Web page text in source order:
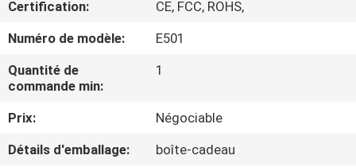
VISITE
D'USINE
CONTRÔLE
DE
QUALITÉ
Certification:
CE, FCC, ROHS,
Numéro de modèle:
E501
Quantité de
commande min:
1
Prix:
Négociable
Détails d'emballage:
boîte-cadeau